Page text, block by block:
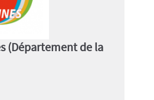
(Département de la